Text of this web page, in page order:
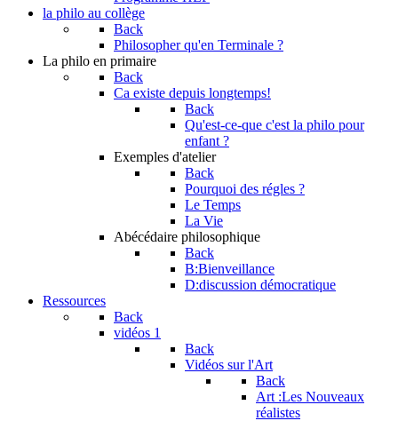
la philo au collège
Back
Philosopher qu'en Terminale ?
La philo en primaire
Back
Ca existe depuis longtemps!
Back
Qu'est-ce-que c'est la philo pour
enfant ?
Exemples d'atelier
Back
Pourquoi des régles ?
Le Temps
La Vie
Abécédaire philosophique
Back
B:Bienveillance
D:discussion démocratique
Ressources
Back
vidéos 1
Back
Vidéos sur l'Art
Back
Art :Les Nouveaux
réalistes